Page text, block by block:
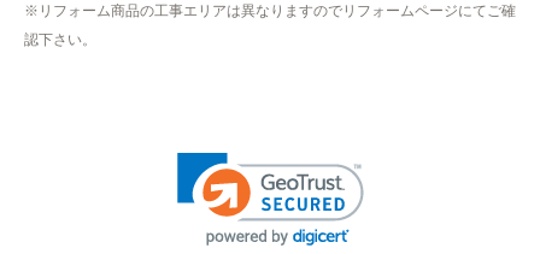
※リフォーム商品の工事エリアは異なりますのでリフォームページにてご確
認下さい。